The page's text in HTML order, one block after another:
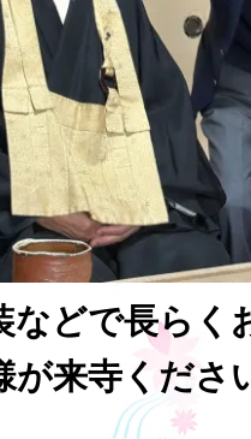
などで長ら
が来寺くださ